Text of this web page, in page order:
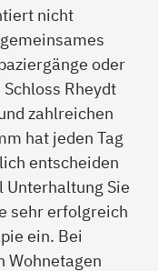
nicht
oder
Rheydt
zahlreichen
hat jeden Tag
entscheiden
Unterhaltung Sie
sehr erfolgreich
ein. Bei
Wohnetagen